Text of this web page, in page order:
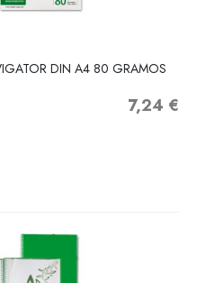
DIN A4 80 GRAMOS
Precio
7,24 €